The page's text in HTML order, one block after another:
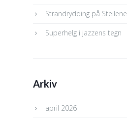
Strandrydding på Steilene
Superhelg i jazzens tegn
Arkiv
april 2026